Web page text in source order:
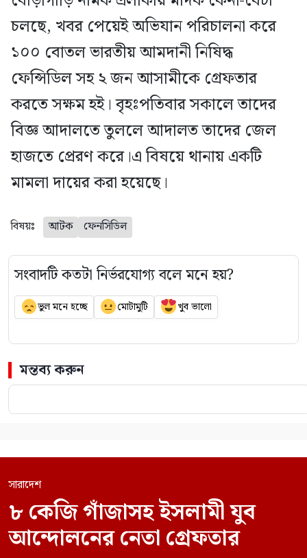
চলছে, খবর পেয়েই অভিযান পরিচালনা করে
১০০ বোতল ভারতীয় আমদানী নিষিদ্ধ
ফেন্সিডিল সহ ২ জন আসামীকে গ্রেফতার
করতে সক্ষম হই। বৃহঃপতিবার সকালে তাদের
বিজ্ঞ আদালতে তুললে আদালত তাদের জেল
হাজতে প্রেরণ করে।এ বিষয়ে থানায় একটি
মামলা দায়ের করা হয়েছে।
বিষয়ঃ আটক ফেনসিডিল
সংবাদটি কতটা নির্ভরযোগ্য বলে মনে হয়?
ভুল মনে হচ্ছে মোটামুটি খুব ভালো
মন্তব্য করুন
সারাদেশ
৮ কেজি গাঁজাসহ ইসলামী যুব
আন্দোলনের নেতা গ্রেফতার